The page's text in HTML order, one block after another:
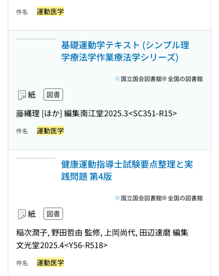
件名 運動医学
基礎運動学テキスト (シンプル理
学療法学作業療法学シリーズ)
紙 図書
藤縄理 [ほか] 編集南江堂2025.3<SC351-R15>
国立国会図書館 全国の図書館
件名 運動医学
健康運動指導士試験要点整理と実
践問題 第4版
紙 図書
稲次潤子, 野田哲由 監修, 上岡尚代, 田辺達磨 編集
文光堂2025.4<Y56-R518>
国立国会図書館 全国の図書館
件名 運動医学